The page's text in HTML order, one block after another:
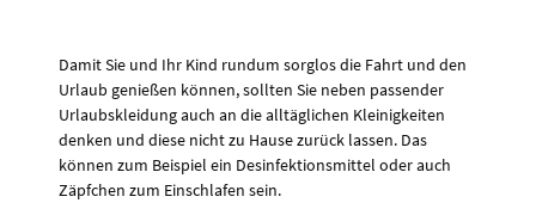
Damit Sie und Ihr Kind rundum sorglos die Fahrt und den
Urlaub genießen können, sollten Sie neben passender
Urlaubskleidung auch an die alltäglichen Kleinigkeiten
denken und diese nicht zu Hause zurück lassen. Das
können zum Beispiel ein Desinfektionsmittel oder auch
Zäpfchen zum Einschlafen sein.